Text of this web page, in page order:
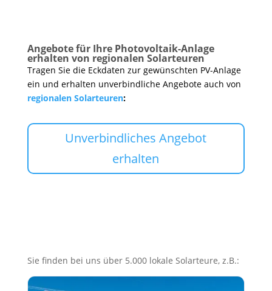
Angebote für Ihre Photovoltaik-Anlage
erhalten von regionalen Solarteuren
Tragen Sie die Eckdaten zur gewünschten PV-Anlage
ein und erhalten unverbindliche Angebote auch von
regionalen Solarteuren:
Unverbindliches Angebot
erhalten
Sie finden bei uns über 5.000 lokale Solarteure, z.B.: